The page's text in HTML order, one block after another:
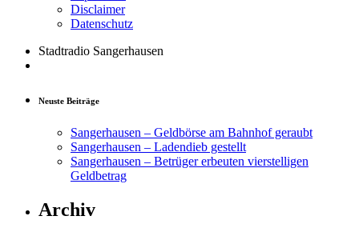
Disclaimer
Datenschutz
Stadtradio Sangerhausen
Neuste Beiträge
Sangerhausen – Geldbörse am Bahnhof geraubt
Sangerhausen – Ladendieb gestellt
Sangerhausen – Betrüger erbeuten vierstelligen
Geldbetrag
Archiv